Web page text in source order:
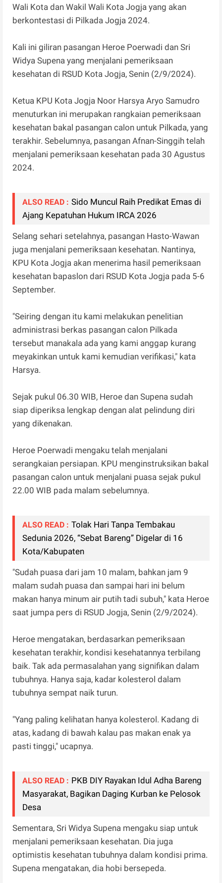
Wali Kota dan Wakil Wali Kota Jogja yang akan
berkontestasi di Pilkada Jogja 2024.
Kali ini giliran pasangan Heroe Poerwadi dan Sri
Widya Supena yang menjalani pemeriksaan
kesehatan di RSUD Kota Jogja, Senin (2/9/2024).
Ketua KPU Kota Jogja Noor Harsya Aryo Samudro
menuturkan ini merupakan rangkaian pemeriksaan
kesehatan bakal pasangan calon untuk Pilkada, yang
terakhir. Sebelumnya, pasangan Afnan-Singgih telah
menjalani pemeriksaan kesehatan pada 30 Agustus
2024.
ALSO READ : Sido Muncul Raih Predikat Emas di
Ajang Kepatuhan Hukum IRCA 2026
Selang sehari setelahnya, pasangan Hasto-Wawan
juga menjalani pemeriksaan kesehatan. Nantinya,
KPU Kota Jogja akan menerima hasil pemeriksaan
kesehatan bapaslon dari RSUD Kota Jogja pada 5-6
September.
"Seiring dengan itu kami melakukan penelitian
administrasi berkas pasangan calon Pilkada
tersebut manakala ada yang kami anggap kurang
meyakinkan untuk kami kemudian verifikasi," kata
Harsya.
Sejak pukul 06.30 WIB, Heroe dan Supena sudah
siap diperiksa lengkap dengan alat pelindung diri
yang dikenakan.
Heroe Poerwadi mengaku telah menjalani
serangkaian persiapan. KPU menginstruksikan bakal
pasangan calon untuk menjalani puasa sejak pukul
22.00 WIB pada malam sebelumnya.
ALSO READ : Tolak Hari Tanpa Tembakau
Sedunia 2026, “Sebat Bareng” Digelar di 16
Kota/Kabupaten
"Sudah puasa dari jam 10 malam, bahkan jam 9
malam sudah puasa dan sampai hari ini belum
makan hanya minum air putih tadi subuh," kata Heroe
saat jumpa pers di RSUD Jogja, Senin (2/9/2024).
Heroe mengatakan, berdasarkan pemeriksaan
kesehatan terakhir, kondisi kesehatannya terbilang
baik. Tak ada permasalahan yang signifikan dalam
tubuhnya. Hanya saja, kadar kolesterol dalam
tubuhnya sempat naik turun.
"Yang paling kelihatan hanya kolesterol. Kadang di
atas, kadang di bawah kalau pas makan enak ya
pasti tinggi," ucapnya.
ALSO READ : PKB DIY Rayakan Idul Adha Bareng
Masyarakat, Bagikan Daging Kurban ke Pelosok
Desa
Sementara, Sri Widya Supena mengaku siap untuk
menjalani pemeriksaan kesehatan. Dia juga
optimistis kesehatan tubuhnya dalam kondisi prima.
Supena mengatakan, dia hobi bersepeda.